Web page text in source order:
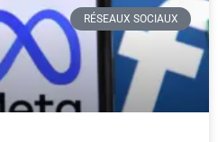
RÉSEAUX SOCIAUX